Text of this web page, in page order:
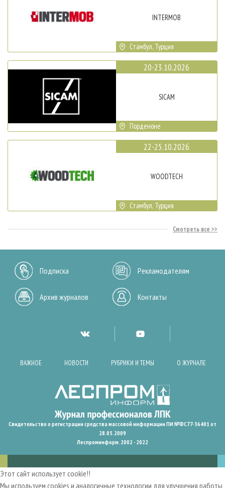
INTERMOB
Стамбул, Турция
20-23.10.2026
SICAM
Порденоне
22-25.10.2026
WOODTECH
Стамбул, Турция
Смотреть все
Подписка Рекламодателям
Архив журналов Контакты
ВАЖНОЕ НОВОСТИ РУБРИКИ И ТЕМЫ О ЖУРНАЛЕ
Свидетельство о регистрации средства массовой информации ПИ №ФС77-36401 от
28.05.2009
Леспроминформ. 2002 - 2022
Этот сайт использует cookie!!
Мы используем cookies и аналогичные технологии для улучшения работы